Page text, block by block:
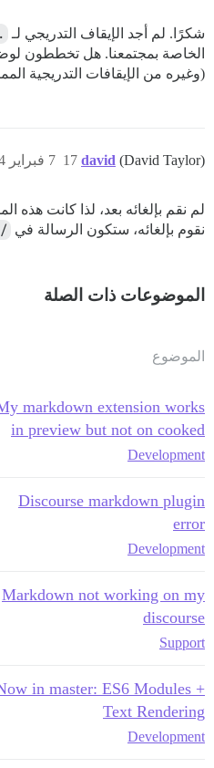
شكرًا. لم أجد الإيقاف التدريجي لـ .es6
الخاصة بمجتمعنا. هل تخططون
(وغيره من الإيقافات التدريجية
david (David Taylor) 7 فبراير 2024، 9:54ص 17
لم نقم بإلغائه بعد، لذا كانت هذه
نقوم بإلغائه، ستكون الرسالة في /logs
الموضوعات ذات الصلة
الموضوع
markdown extension works
in preview but not on cooked
Development
Discourse markdown plugin
error
Development
Markdown not working on my
discourse
Support
in master: ES6 Modules +
Text Rendering
Development